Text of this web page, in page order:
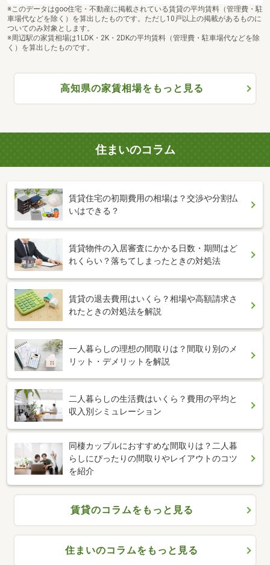
※このデータはgoo住宅・不動産に掲載されている賃貸の平均賃料（管理費・駐
車場代などを除く）を算出したものです。ただし10戸以上の掲載があるものに
ついてのみ対象とします。
※周辺駅の家賃相場は1LDK・2K・2DKの平均賃料（管理費・駐車場代などを除
く）を算出したものです。
高知県の家賃相場をもっと見る
住まいのコラム
賃貸住宅の初期費用の相場は？交渉や分割払
いはできる？
賃貸物件の入居審査にかかる日数・期間はど
れくらい？落ちてしまったときの対処法
賃貸の退去費用はいくら？相場や高額請求さ
れたときの対処法を解説
一人暮らしの理想の間取りは？間取り別のメ
リット・デメリットを解説
二人暮らしの生活費はいくら？費用の平均と
収入別シミュレーション
同棲カップルにおすすめな間取りは？二人暮
らしにぴったりの間取りやレイアウトのコツ
を紹介
賃貸のコラムをもっと見る
住まいのコラムをもっと見る